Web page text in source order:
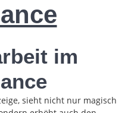
im
sieht nicht nur magisch